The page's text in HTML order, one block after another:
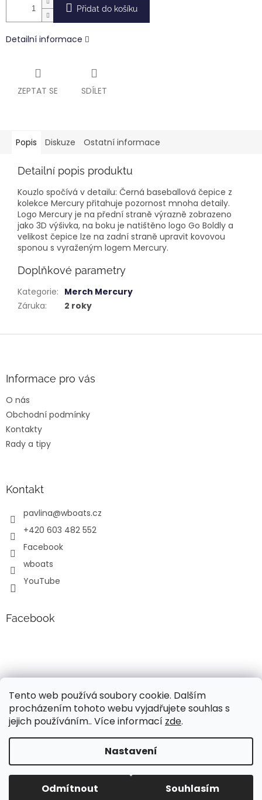
Tento web používá soubory cookie. Dalším
procházením tohoto webu vyjadřujete souhlas s
jejich používáním.. Více informací zde.
Nastavení
Odmítnout Souhlasím
Vážení, v současné době probíhá úprava cen a popisů
lodních motorů Mercury!!! Pro aktuální informace o
současných cenách, nás neváhejte kontaktovat. Děkujeme
Přidat do košíku
Detailní informace
ZEPTAT SE SDÍLET
Popis Diskuze Ostatní informace
Detailní popis produktu
Kouzlo spočívá v detailu: Černá baseballová čepice z
kolekce Mercury přitahuje pozornost mnoha detaily.
Logo Mercury je na přední straně výrazně zobrazeno
jako 3D výšivka, na boku je natištěno logo Go Boldly a
velikost čepice lze na zadní straně upravit kovovou
sponou s vyraženým logem Mercury.
Doplňkové parametry
Kategorie: Merch Mercury
Záruka: 2 roky
Informace pro vás
O nás
Obchodní podmínky
Kontakty
Rady a tipy
Kontakt
pavlina@wboats.cz
+420 603 482 552
Facebook
wboats
YouTube
Facebook
Vytvořil Shoptet
Copyright 2026Wavy boats s.r.o.. Všechna práva